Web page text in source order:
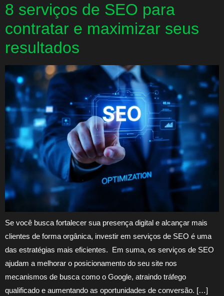
8 serviços de SEO para
contratar e maximizar seus
resultados
Se você busca fortalecer sua presença digital e alcançar mais
clientes de forma orgânica, investir em serviços de SEO é uma
das estratégias mais eficientes. Em suma, os serviços de SEO
ajudam a melhorar o posicionamento do seu site nos
mecanismos de busca como o Google, atraindo tráfego
qualificado e aumentando as oportunidades de conversão. […]